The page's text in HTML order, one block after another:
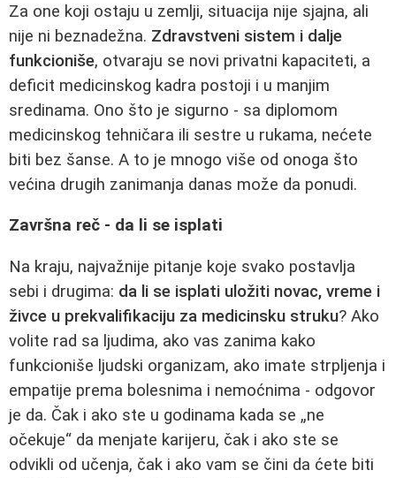
Za one koji ostaju u zemlji, situacija nije sjajna, ali
nije ni beznadežna. Zdravstveni sistem i dalje
funkcioniše, otvaraju se novi privatni kapaciteti, a
deficit medicinskog kadra postoji i u manjim
sredinama. Ono što je sigurno - sa diplomom
medicinskog tehničara ili sestre u rukama, nećete
biti bez šanse. A to je mnogo više od onoga što
većina drugih zanimanja danas može da ponudi.
Završna reč - da li se isplati
Na kraju, najvažnije pitanje koje svako postavlja
sebi i drugima: da li se isplati uložiti novac, vreme i
živce u prekvalifikaciju za medicinsku struku? Ako
volite rad sa ljudima, ako vas zanima kako
funkcioniše ljudski organizam, ako imate strpljenja i
empatije prema bolesnima i nemoćnima - odgovor
je da. Čak i ako ste u godinama kada se „ne
očekuje“ da menjate karijeru, čak i ako ste se
odvikli od učenja, čak i ako vam se čini da ćete biti